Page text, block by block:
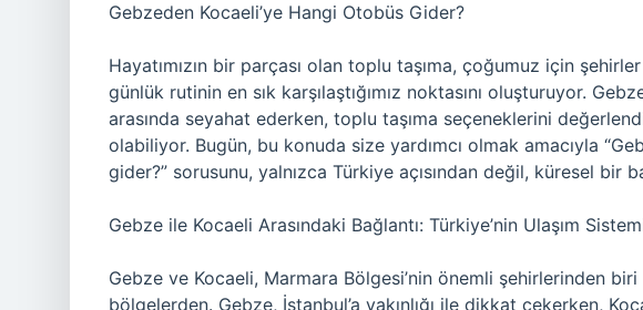
Gebzeden Kocaeli’ye Hangi Otobüs Gider?
Hayatımızın bir parçası olan toplu taşıma, çoğumuz için
günlük rutinin en sık karşılaştığımız noktasını oluşturuyor.
arasında seyahat ederken, toplu taşıma seçeneklerini
olabiliyor. Bugün, bu konuda size yardımcı olmak amacıyla
gider?” sorusunu, yalnızca Türkiye açısından değil, küresel bir
Gebze ile Kocaeli Arasındaki Bağlantı: Türkiye’nin Ulaşım
Gebze ve Kocaeli, Marmara Bölgesi’nin önemli şehirlerinden
bölgelerden. Gebze, İstanbul’a yakınlığı ile dikkat çekerken,